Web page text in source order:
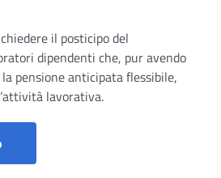
il posticipo del
dipendenti che, pur avendo
pensione anticipata flessibile,
lavorativa.